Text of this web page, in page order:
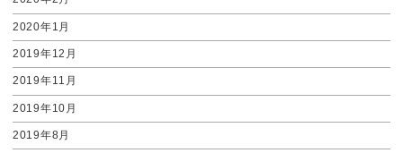
2020年1月
2019年12月
2019年11月
2019年10月
2019年8月